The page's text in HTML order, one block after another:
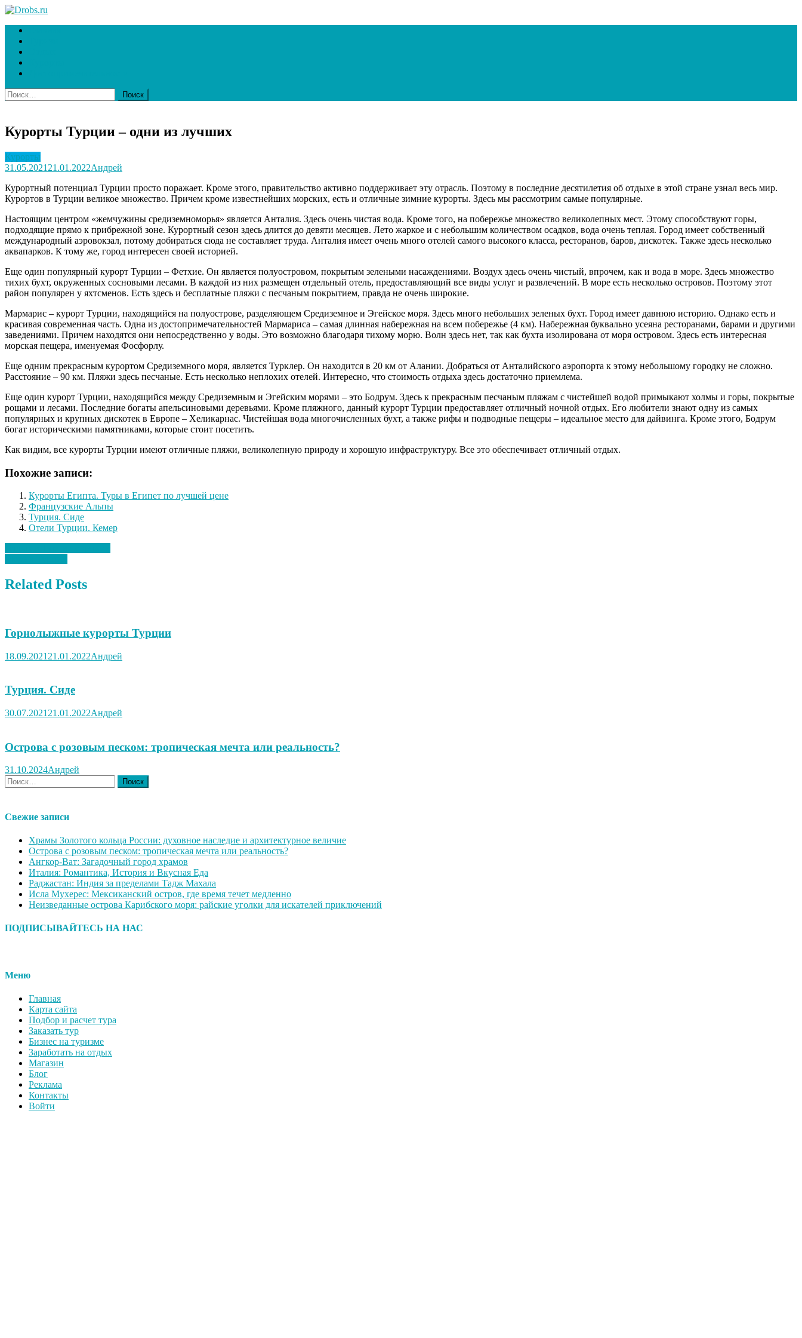
Skip
content
Drobs.ru
Ваш гид в мире туризма
Найти:
Курорты Турции – одни из лучших
Курорты
31.05.2021 21.01.2022Андрей
Курортный потенциал Турции просто поражает. Кроме этого, правительство активно поддерживает эту отрасль. Поэтому в последние десятилетия об отдыхе в этой стране узнал весь мир.
Курортов в Турции великое множество. Причем кроме известнейших морских, есть и отличные зимние курорты. Здесь мы рассмотрим самые популярные.
Настоящим центром «жемчужины средиземноморья» является Анталия. Здесь очень чистая вода. Кроме того, на побережье множество великолепных мест. Этому способствуют горы,
подходящие прямо к прибрежной зоне. Курортный сезон здесь длится до девяти месяцев. Лето жаркое и с небольшим количеством осадков, вода очень теплая. Город имеет собственный
международный аэровокзал, потому добираться сюда не составляет труда. Анталия имеет очень много отелей самого высокого класса, ресторанов, баров, дискотек. Также здесь несколько
аквапарков. К тому же, город интересен своей историей.
Еще один популярный курорт Турции – Фетхие. Он является полуостровом, покрытым зелеными насаждениями. Воздух здесь очень чистый, впрочем, как и вода в море. Здесь множество
тихих бухт, окруженных сосновыми лесами. В каждой из них размещен отдельный отель, предоставляющий все виды услуг и развлечений. В море есть несколько островов. Поэтому этот
район популярен у яхтсменов. Есть здесь и бесплатные пляжи с песчаным покрытием, правда не очень широкие.
Мармарис – курорт Турции, находящийся на полуострове, разделяющем Средиземное и Эгейское моря. Здесь много небольших зеленых бухт. Город имеет давнюю историю. Однако есть и
красивая современная часть. Одна из достопримечательностей Мармариса – самая длинная набережная на всем побережье (4 км). Набережная буквально усеяна ресторанами, барами и другими
заведениями. Причем находятся они непосредственно у воды. Это возможно благодаря тихому морю. Волн здесь нет, так как бухта изолирована от моря островом. Здесь есть интересная
морская пещера, именуемая Фосфорлу.
Еще одним прекрасным курортом Средиземного моря, является Турклер. Он находится в 20 км от Алании. Добраться от Анталийского аэропорта к этому небольшому городку не сложно.
Расстояние – 90 км. Пляжи здесь песчаные. Есть несколько неплохих отелей. Интересно, что стоимость отдыха здесь достаточно приемлема.
Еще один курорт Турции, находящийся между Средиземным и Эгейским морями – это Бодрум. Здесь к прекрасным песчаным пляжам с чистейшей водой примыкают холмы и горы, покрытые
рощами и лесами. Последние богаты апельсиновыми деревьями. Кроме пляжного, данный курорт Турции предоставляет отличный ночной отдых. Его любители знают одну из самых
популярных и крупных дискотек в Европе – Хеликарнас. Чистейшая вода многочисленных бухт, а также рифы и подводные пещеры – идеальное место для дайвинга. Кроме этого, Бодрум
богат историческими памятниками, которые стоит посетить.
Как видим, все курорты Турции имеют отличные пляжи, великолепную природу и хорошую инфраструктуру. Все это обеспечивает отличный отдых.
Похожие записи:
Курорты Египта. Туры в Египет по лучшей цене
Французские Альпы
Турция. Сиде
Отели Турции. Кемер
Навигация
по
записям
Related Posts
Горнолыжные курорты Турции
18.09.2021 21.01.2022Андрей
Турция. Сиде
30.07.2021 21.01.2022Андрей
Острова с розовым песком: тропическая мечта или реальность?
31.10.2024Андрей
Найти:
Свежие записи
Храмы Золотого кольца России: духовное наследие и архитектурное величие
Острова с розовым песком: тропическая мечта или реальность?
Ангкор-Ват: Загадочный город храмов
Италия: Романтика, История и Вкусная Еда
Раджастан: Индия за пределами Тадж Махала
Исла Мухерес: Мексиканский остров, где время течет медленно
Неизведанные острова Карибского моря: райские уголки для искателей приключений
ПОДПИСЫВАЙТЕСЬ НА НАС
Меню
Главная
Карта сайта
Подбор и расчет тура
Заказать тур
Бизнес на туризме
Заработать на отдых
Магазин
Блог
Реклама
Контакты
Войти